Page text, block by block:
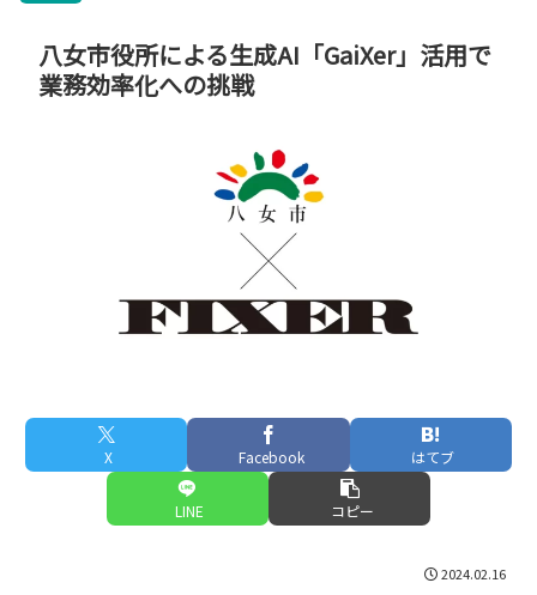
八女市役所による生成AI「GaiXer」活用で
業務効率化への挑戦
X Facebook はてブ
LINE コピー
2024.02.16